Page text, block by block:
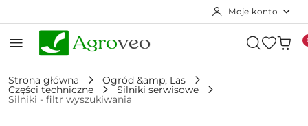
Moje konto
Strona główna Ogród &amp; Las
Części techniczne Silniki serwisowe
Silniki - filtr wyszukiwania